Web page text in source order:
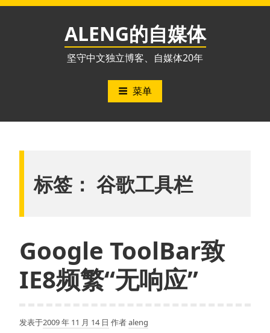
跳
ALENG的自媒体
坚守中文独立博客、自媒体20年
菜单
标签： 谷歌工具栏
Google ToolBar致
IE8频繁“无响应”
发表于2009 年 11 月 14 日 作者aleng